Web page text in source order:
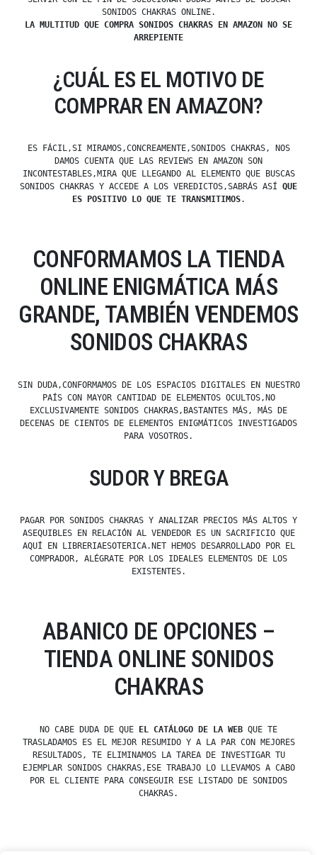
SONIDOS CHAKRAS ONLINE.
LA MULTITUD QUE COMPRA SONIDOS CHAKRAS EN AMAZON NO SE
ARREPIENTE
¿CUÁL ES EL MOTIVO DE
COMPRAR EN AMAZON?
ES FÁCIL,SI MIRAMOS,CONCREAMENTE,SONIDOS CHAKRAS, NOS
DAMOS CUENTA QUE LAS REVIEWS EN AMAZON SON
INCONTESTABLES,MIRA QUE LLEGANDO AL ELEMENTO QUE BUSCAS
SONIDOS CHAKRAS Y ACCEDE A LOS VEREDICTOS,SABRÁS ASÍ QUE
ES POSITIVO LO QUE TE TRANSMITIMOS.
CONFORMAMOS LA TIENDA
ONLINE ENIGMÁTICA MÁS
GRANDE, TAMBIÉN VENDEMOS
SONIDOS CHAKRAS
SIN DUDA,CONFORMAMOS DE LOS ESPACIOS DIGITALES EN NUESTRO
PAÍS CON MAYOR CANTIDAD DE ELEMENTOS OCULTOS,NO
EXCLUSIVAMENTE SONIDOS CHAKRAS,BASTANTES MÁS, MÁS DE
DECENAS DE CIENTOS DE ELEMENTOS ENIGMÁTICOS INVESTIGADOS
PARA VOSOTROS.
SUDOR Y BREGA
PAGAR POR SONIDOS CHAKRAS Y ANALIZAR PRECIOS MÁS ALTOS Y
ASEQUIBLES EN RELACIÓN AL VENDEDOR ES UN SACRIFICIO QUE
AQUÍ EN LIBRERIAESOTERICA.NET HEMOS DESARROLLADO POR EL
COMPRADOR, ALÉGRATE POR LOS IDEALES ELEMENTOS DE LOS
EXISTENTES.
ABANICO DE OPCIONES –
TIENDA ONLINE SONIDOS
CHAKRAS
NO CABE DUDA DE QUE EL CATÁLOGO DE LA WEB QUE TE
TRASLADAMOS ES EL MEJOR RESUMIDO Y A LA PAR CON MEJORES
RESULTADOS, TE ELIMINAMOS LA TAREA DE INVESTIGAR TU
EJEMPLAR SONIDOS CHAKRAS,ESE TRABAJO LO LLEVAMOS A CABO
POR EL CLIENTE PARA CONSEGUIR ESE LISTADO DE SONIDOS
CHAKRAS.